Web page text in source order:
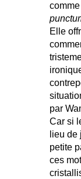
Elle
par
Car si
lieu de
petite
ces